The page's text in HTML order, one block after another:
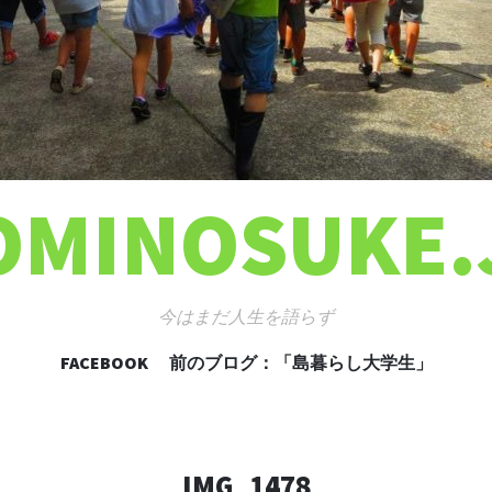
今はまだ人生を語らず
コンテンツへ移動
FACEBOOK 前のブログ：「島暮らし大学生」